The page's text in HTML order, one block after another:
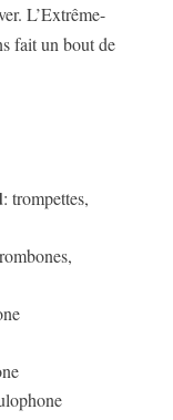
L’Extrême-
fait un bout de
: trompettes,